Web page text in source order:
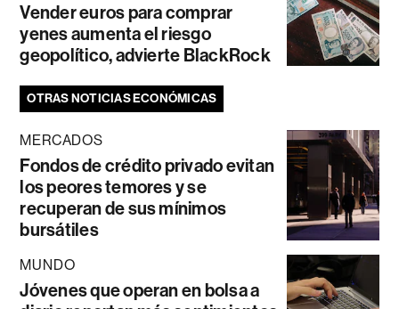
Vender euros para comprar
yenes aumenta el riesgo
geopolítico, advierte BlackRock
OTRAS NOTICIAS ECONÓMICAS
MERCADOS
Fondos de crédito privado evitan
los peores temores y se
recuperan de sus mínimos
bursátiles
MUNDO
Jóvenes que operan en bolsa a